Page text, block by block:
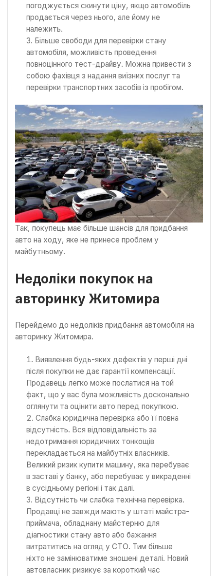
погоджується скинути ціну, якщо автомобіль
продається через нього, але йому не
належить.
Більше свободи для перевірки стану
автомобіля, можливість проведення
повноцінного тест-драйву. Можна привести з
собою фахівця з надання виїзних послуг та
перевірки транспортних засобів із пробігом.
Так, покупець має більше шансів для придбання
авто на ходу, яке не принесе проблем у
майбутньому.
Недоліки покупок на
авторинку Житомира
Перейдемо до недоліків придбання автомобіля на
авторинку Житомира.
Виявлення будь-яких дефектів у перші дні
після покупки не дає гарантії компенсації.
Продавець легко може послатися на той
факт, що у вас була можливість досконально
оглянути та оцінити авто перед покупкою.
Слабка юридична перевірка або її повна
відсутність. Вся відповідальність за
недотримання юридичних тонкощів
перекладається на майбутніх власників.
Великий ризик купити машину, яка перебуває
в заставі у банку, або перебуває у викраденні
в сусідньому регіоні і так далі.
Відсутність чи слабка технічна перевірка.
Продавці не завжди мають у штаті майстра-
приймача, обладнану майстерню для
діагностики стану авто або бажання
витратитись на огляд у СТО. Тим більше
ніхто не замінюватиме зношені деталі. Новий
автовласник ризикує за короткий час